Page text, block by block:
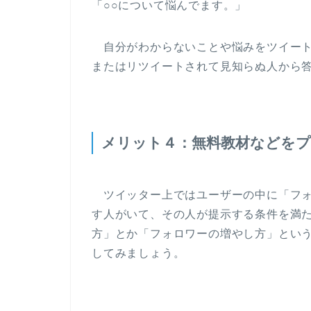
「○○について悩んでます。」
自分がわからないことや悩みをツイー
またはリツイートされて見知らぬ人から
メリット４：無料教材などを
ツイッター上ではユーザーの中に「フ
す人がいて、その人が提示する条件を満
方」とか「フォロワーの増やし方」とい
してみましょう。